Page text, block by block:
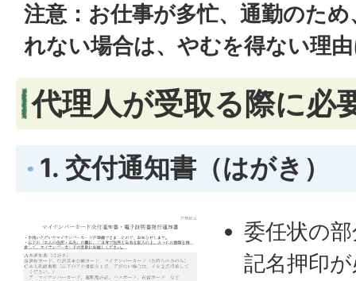
注意：お仕事が多忙、通勤のた
れない場合は、やむを得ない理
代理人が受取る際に必
1. 交付通知書（はがき）
委任状の
記名押印